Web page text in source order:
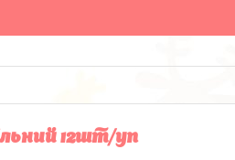
12шт/уп